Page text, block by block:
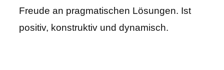
Freude an pragmatischen Lösungen. Ist
positiv, konstruktiv und dynamisch.